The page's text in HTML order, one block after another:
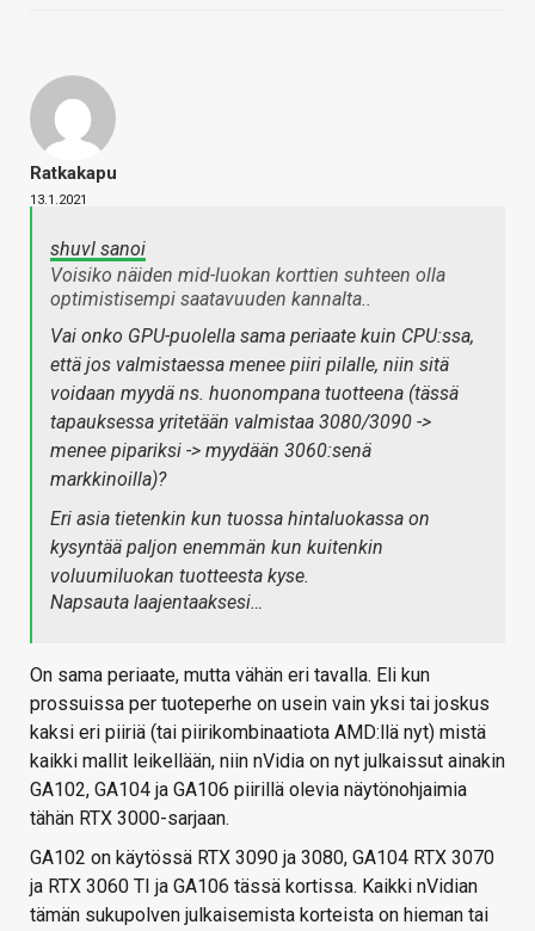
Ratkakapu
13.1.2021
shuvl sanoi
Voisiko näiden mid-luokan korttien suhteen olla
optimistisempi saatavuuden kannalta..
Vai onko GPU-puolella sama periaate kuin CPU:ssa,
että jos valmistaessa menee piiri pilalle, niin sitä
voidaan myydä ns. huonompana tuotteena (tässä
tapauksessa yritetään valmistaa 3080/3090 ->
menee pipariksi -> myydään 3060:senä
markkinoilla)?
Eri asia tietenkin kun tuossa hintaluokassa on
kysyntää paljon enemmän kun kuitenkin
voluumiluokan tuotteesta kyse.
Napsauta laajentaaksesi…
On sama periaate, mutta vähän eri tavalla. Eli kun
prossuissa per tuoteperhe on usein vain yksi tai joskus
kaksi eri piiriä (tai piirikombinaatiota AMD:llä nyt) mistä
kaikki mallit leikellään, niin nVidia on nyt julkaissut ainakin
GA102, GA104 ja GA106 piirillä olevia näytönohjaimia
tähän RTX 3000-sarjaan.
GA102 on käytössä RTX 3090 ja 3080, GA104 RTX 3070
ja RTX 3060 TI ja GA106 tässä kortissa. Kaikki nVidian
tämän sukupolven julkaisemista korteista on hieman tai